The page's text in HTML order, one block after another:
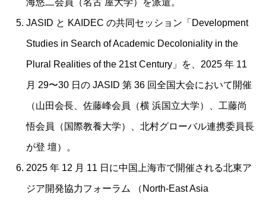
海悠⼆会員（名古 屋⼤学）を派遣。
JASID と KAIDEC の共同セッション「Development
Studies in Search of Academic Decoloniality in the
Plural Realities of the 21st Century」を、2025 年 11
⽉ 29〜30 ⽇の JASID 第 36 回全国⼤会において開催
（⼭⽥会⻑、佐藤峰会員（横 浜国⽴⼤学）、⼯藤尚
悟会員（国際教養⼤学）、北村グローバル連携委員⻑
が登 壇）。
2025 年 12 ⽉ 11 ⽇に中国上海市で開催される北東ア
ジア開発協⼒フォーラム （North-East Asia